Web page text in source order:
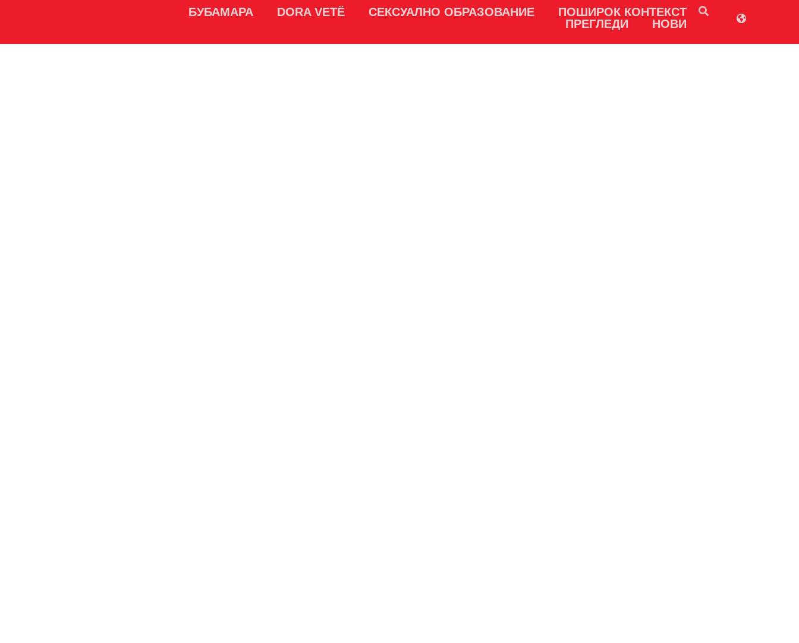
БУБАМАРА DORA VETË СЕКСУАЛНО ОБРАЗОВАНИЕ
ПОШИРОК КОНТЕКСТ
ПРЕГЛЕДИ
НОВИ